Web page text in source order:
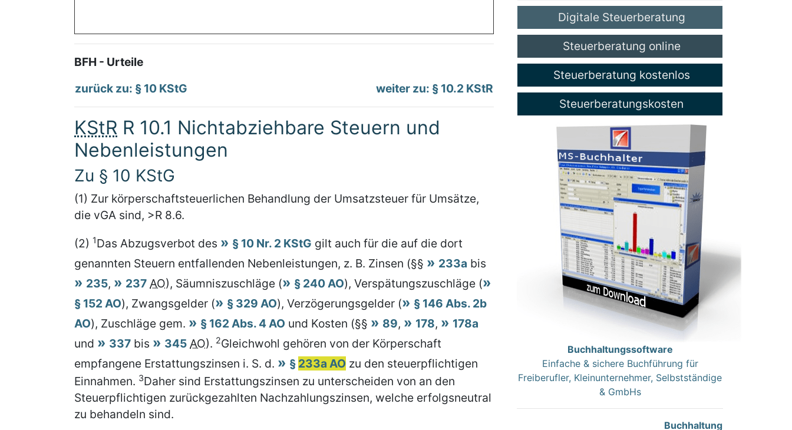
BFH - Urteile
zurück zu: § 10 KStG
weiter zu: § 10.2 KStR
KStR R 10.1 Nichtabziehbare Steuern und
Nebenleistungen
Zu § 10 KStG
(1) Zur körperschaftsteuerlichen Behandlung der Umsatzsteuer für Umsätze,
die vGA sind, >R 8.6.
(2) 1Das Abzugsverbot des § 10 Nr. 2 KStG gilt auch für die auf die dort
genannten Steuern entfallenden Nebenleistungen, z. B. Zinsen (§§
233a bis
235, 237 AO), Säumniszuschläge ( § 240 AO), Verspätungszuschläge (
§ 152 AO), Zwangsgelder ( § 329 AO), Verzögerungsgelder (
§ 146 Abs. 2b
AO), Zuschläge gem. § 162 Abs. 4 AO und Kosten (§§ 89, 178,
178a
und
337 bis 345 AO). 2Gleichwohl gehören von der Körperschaft
empfangene Erstattungszinsen i. S. d.
§ 233a AO zu den steuerpflichtigen
Einnahmen. 3Daher sind Erstattungszinsen zu unterscheiden von an den
Steuerpflichtigen zurückgezahlten Nachzahlungszinsen, welche erfolgsneutral
zu behandeln sind.
Digitale Steuerberatung
Steuerberatung online
Steuerberatung kostenlos
Steuerberatungskosten
Buchhaltungssoftware
Einfache & sichere Buchführung für
Freiberufler, Kleinunternehmer, Selbstständige
& GmbHs
Buchhaltung